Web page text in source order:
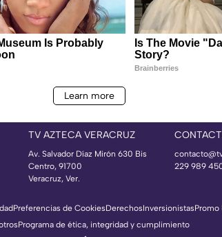
TV AZTECA VERACRUZ
Av. Salvador Díaz Mirón 630 Bis
Centro, 91700
Veracruz, Ver.
229 989
Preferencias de CookiesDerechosInversionistasPromo
Programa de ética, integridad y cumplimiento